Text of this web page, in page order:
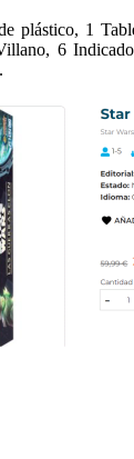
plástico, 1
6